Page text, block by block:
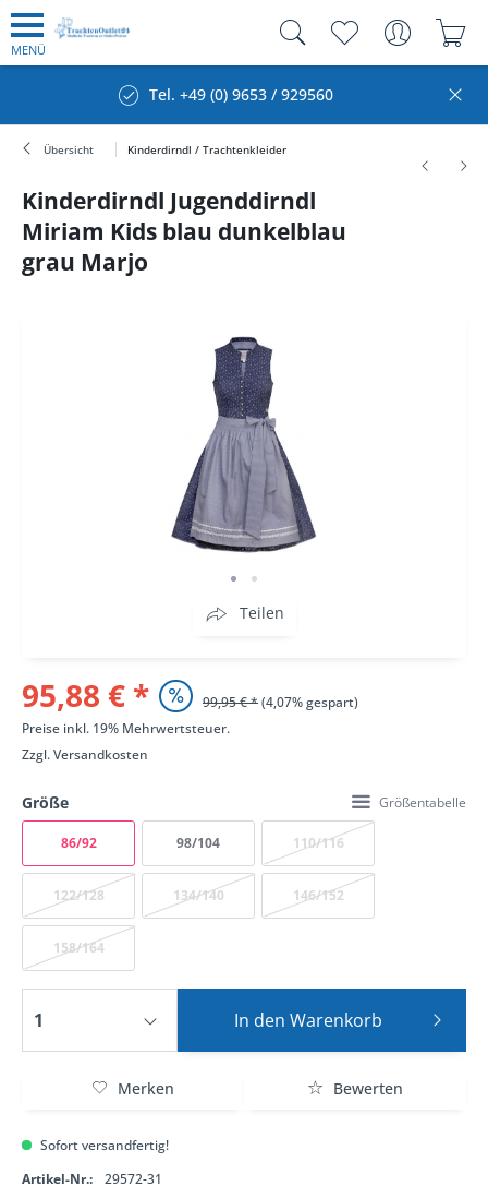
MENÜ
Tel. +49 (0) 9653 / 929560
Übersicht Kinderdirndl / Trachtenkleider
Kinderdirndl Jugenddirndl
Miriam Kids blau dunkelblau
grau Marjo
Teilen
95,88 € * 99,95 € *(4,07% gespart)
Preise inkl. 19% Mehrwertsteuer.
Zzgl.Versandkosten
Größe Größentabelle
86/92 98/104 110/116
122/128 134/140 146/152
158/164
In den Warenkorb
Merken Bewerten
Sofort versandfertig!
Artikel-Nr.:
29572-31